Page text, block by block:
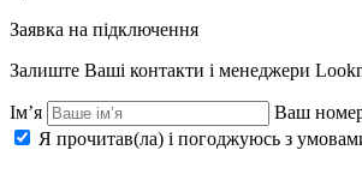
Заявка на підключення
Залиште Ваші контакти і менеджери
Ім’я Ваш
Я прочитав(ла) і погоджуюсь з